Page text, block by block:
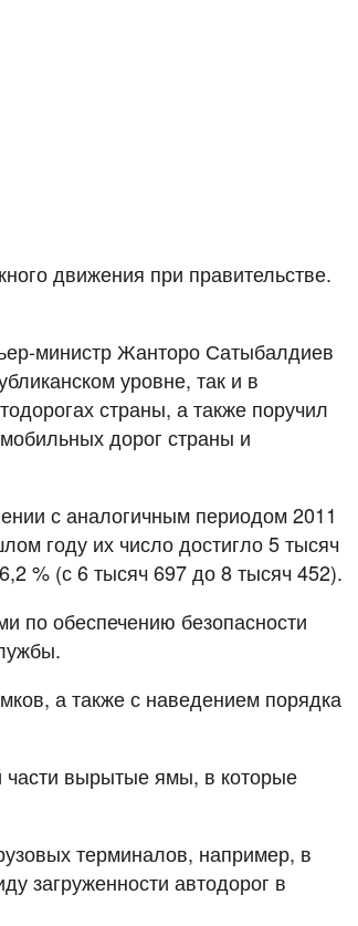
движения при правительстве.
министр Жанторо Сатыбалдиев
уровне, так и в
страны, а также поручил
дорог страны и
с аналогичным периодом 2011
году их число достигло 5 тысяч
% (с 6 тысяч 697 до 8 тысяч 452).
по обеспечению безопасности
а также с наведением порядка
части вырытые ямы, в которые
терминалов, например, в
загруженности автодорог в